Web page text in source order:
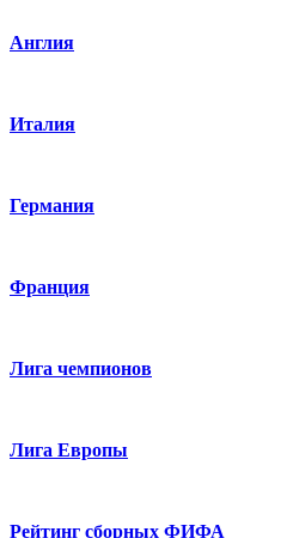
Англия
Италия
Германия
Франция
Лига чемпионов
Лига Европы
Рейтинг сборных ФИФА